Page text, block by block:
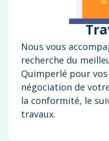
Nous vous
recherche du
Quimperlé pour
négociation de
la conformité, le
travaux.